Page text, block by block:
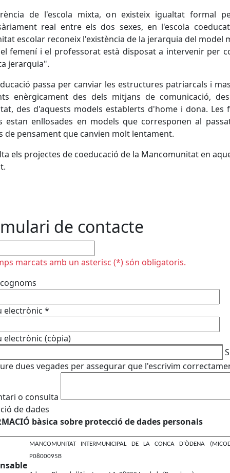
de l'escola mixta, on existeix igualtat formal
real entre els dos sexes, en l'escola
escolar reconeix l'existència de la jerarquia del model
femení i el professorat està disposat a intervenir per
jerarquia".
passa per canviar les estructures patriarcals i
enèrgicament des dels mitjans de comunicació,
des d'aquests models establerts d'home i dona. Les
estan enllosades en models que corresponen al
de pensament que canvien molt lentament.
els projectes de coeducació de la Mancomunitat en
de contacte
marcats amb un asterisc (*) són obligatoris.
electrònic *
electrònic (còpia)
dues vegades per assegurar que l'escrivim
o consulta
de dades
bàsica sobre protecció de dades personals
MANCOMUNITAT INTERMUNICIPAL DE LA CONCA D'ÒDENA
P0800095B